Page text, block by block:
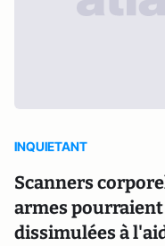
INQUIETANT
Scanners
armes
dissimulées à